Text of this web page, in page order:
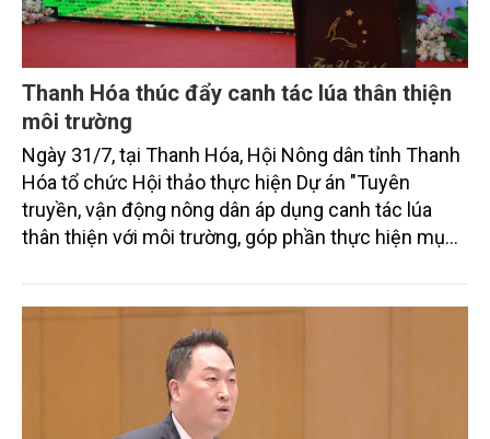
Thanh Hóa thúc đẩy canh tác lúa thân thiện
môi trường
Ngày 31/7, tại Thanh Hóa, Hội Nông dân tỉnh Thanh
Hóa tổ chức Hội thảo thực hiện Dự án "Tuyên
truyền, vận động nông dân áp dụng canh tác lúa
thân thiện với môi trường, góp phần thực hiện mục
trình thu hút sự tham gia của đông đảo đại biểu đến
từ các cơ quan quản lý nhà nước, đơn vị nghiên cứu,
doanh nghiệp, hợp tác xã và nông dân đang trực
tiếp triển khai mô hình sản xuất lúa phát thải thấp.